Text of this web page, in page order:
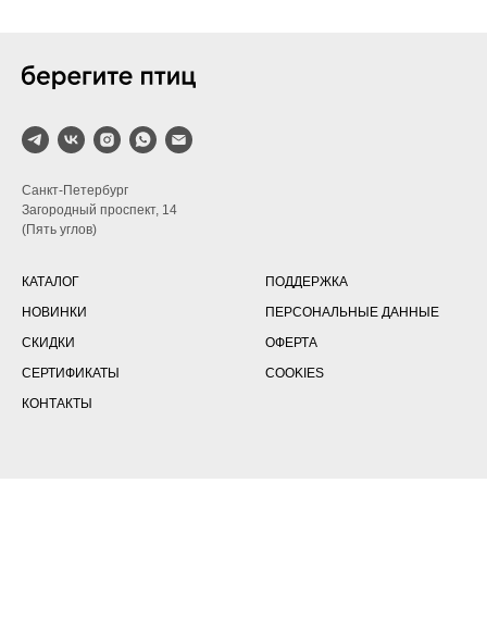
Санкт-Петербург
Загородный проспект, 14
(Пять углов)
КАТАЛОГ
НОВИНКИ
СКИДКИ
СЕРТИФИКАТЫ
КОНТАКТЫ
ПОДДЕРЖКА
ПЕРСОНАЛЬНЫЕ ДАННЫЕ
ОФЕРТА
COOKIES